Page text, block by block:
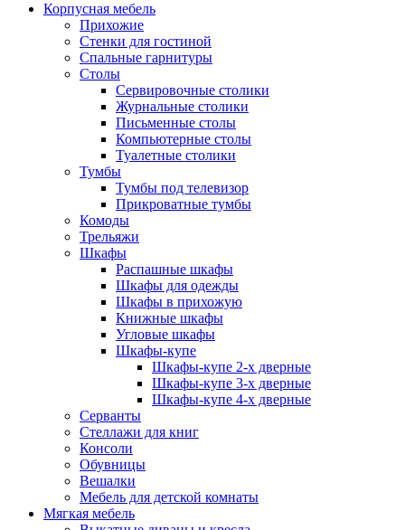
Корпусная мебель
Прихожие
Стенки для гостиной
Спальные гарнитуры
Столы
Сервировочные столики
Журнальные столики
Письменные столы
Компьютерные столы
Туалетные столики
Тумбы
Тумбы под телевизор
Прикроватные тумбы
Комоды
Трельяжи
Шкафы
Распашные шкафы
Шкафы для одежды
Шкафы в прихожую
Книжные шкафы
Угловые шкафы
Шкафы-купе
Шкафы-купе 2-x дверные
Шкафы-купе 3-х дверные
Шкафы-купе 4-х дверные
Серванты
Стеллажи для книг
Консоли
Обувницы
Вешалки
Мебель для детской комнаты
Мягкая мебель